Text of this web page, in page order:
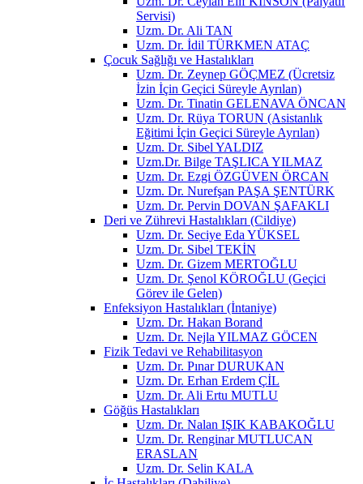
Servisi)
Uzm. Dr. Ali TAN
Uzm. Dr. İdil TÜRKMEN ATAÇ
Çocuk Sağlığı ve Hastalıkları
Uzm. Dr. Zeynep GÖÇMEZ (Ücretsiz
İzin İçin Geçici Süreyle Ayrılan)
Uzm. Dr. Tinatin GELENAVA ÖNCAN
Uzm. Dr. Rüya TORUN (Asistanlık
Eğitimi İçin Geçici Süreyle Ayrılan)
Uzm. Dr. Sibel YALDIZ
Uzm.Dr. Bilge TAŞLICA YILMAZ
Uzm. Dr. Ezgi ÖZGÜVEN ÖRCAN
Uzm. Dr. Nurefşan PAŞA ŞENTÜRK
Uzm. Dr. Pervin DOVAN ŞAFAKLI
Deri ve Zührevi Hastalıkları (Cildiye)
Uzm. Dr. Seciye Eda YÜKSEL
Uzm. Dr. Sibel TEKİN
Uzm. Dr. Gizem MERTOĞLU
Uzm. Dr. Şenol KÖROĞLU (Geçici
Görev ile Gelen)
Enfeksiyon Hastalıkları (İntaniye)
Uzm. Dr. Hakan Borand
Uzm. Dr. Nejla YILMAZ GÖCEN
Fizik Tedavi ve Rehabilitasyon
Uzm. Dr. Pınar DURUKAN
Uzm. Dr. Erhan Erdem ÇİL
Uzm. Dr. Ali Ertu MUTLU
Göğüs Hastalıkları
Uzm. Dr. Nalan IŞIK KABAKOĞLU
Uzm. Dr. Renginar MUTLUCAN
ERASLAN
Uzm. Dr. Selin KALA